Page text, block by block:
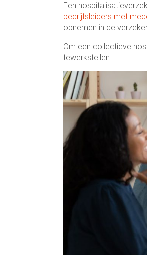
Een
bedrijfsleiders met
opnemen in de
Om een collectieve
tewerkstellen.